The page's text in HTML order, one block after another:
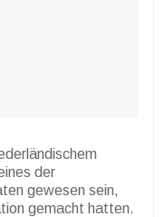
der
gewesen sein,
gemacht hatten.